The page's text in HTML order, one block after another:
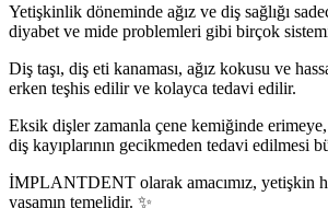
Yetişkinlik döneminde ağız ve diş sağlığı
diyabet ve mide problemleri gibi birçok
Diş taşı, diş eti kanaması, ağız kokusu ve
erken teşhis edilir ve kolayca tedavi edilir.
Eksik dişler zamanla çene kemiğinde
diş kayıplarının gecikmeden tedavi edilmesi
İMPLANTDENT olarak amacımız, yetişkin
yaşamın temelidir. ✨